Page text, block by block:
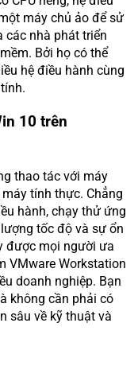
máy chủ ảo để sử
các nhà phát triển
Bởi họ có thể
hệ điều hành cùng
10 trên
thao tác với máy
tính thực. Chẳng
hành, chạy thử ứng
tốc độ và sự ổn
được mọi người ưa
VMware Workstation
doanh nghiệp. Bạn
không cần phải có
sâu về kỹ thuật và